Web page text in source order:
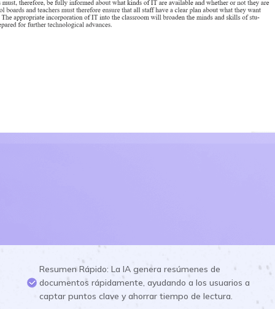
Resumen Rápido: La IA genera resúmenes de
documentos rápidamente, ayudando a los usuarios a
captar puntos clave y ahorrar tiempo de lectura.